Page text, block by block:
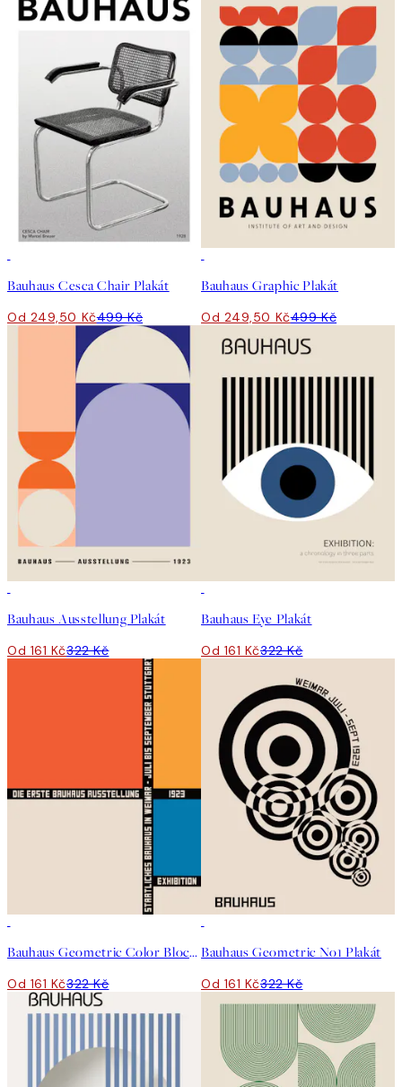
Bauhaus Cesca Chair Plakát
Od 249,50 Kč499 Kč
Bauhaus Graphic Plakát
Od 249,50 Kč499 Kč
Bauhaus Ausstellung Plakát
Od 161 Kč322 Kč
Bauhaus Eye Plakát
Od 161 Kč322 Kč
Bauhaus Geometric Color Blocks Plakát
Od 161 Kč322 Kč
Bauhaus Geometric No1 Plakát
Od 161 Kč322 Kč